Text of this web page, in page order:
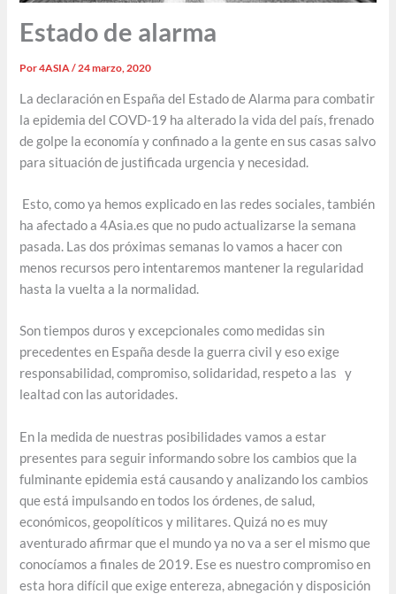
Estado de alarma
Por4ASIA/24 marzo, 2020
La declaración en España del Estado de Alarma para combatir
la epidemia del COVD-19 ha alterado la vida del país, frenado
de golpe la economía y confinado a la gente en sus casas salvo
para situación de justificada urgencia y necesidad.
Esto, como ya hemos explicado en las redes sociales, también
ha afectado a 4Asia.es que no pudo actualizarse la semana
pasada. Las dos próximas semanas lo vamos a hacer con
menos recursos pero intentaremos mantener la regularidad
hasta la vuelta a la normalidad.
Son tiempos duros y excepcionales como medidas sin
precedentes en España desde la guerra civil y eso exige
responsabilidad, compromiso, solidaridad, respeto a las y
lealtad con las autoridades.
En la medida de nuestras posibilidades vamos a estar
presentes para seguir informando sobre los cambios que la
fulminante epidemia está causando y analizando los cambios
que está impulsando en todos los órdenes, de salud,
económicos, geopolíticos y militares. Quizá no es muy
aventurado afirmar que el mundo ya no va a ser el mismo que
conocíamos a finales de 2019. Ese es nuestro compromiso en
esta hora difícil que exige entereza, abnegación y disposición